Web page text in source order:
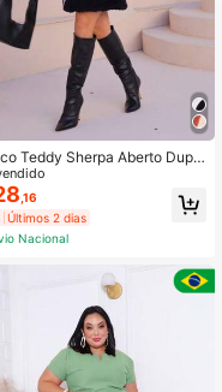
Teddy Sherpa Aberto Dupla
Inverno
,16
Últimos 2 dias
Nacional